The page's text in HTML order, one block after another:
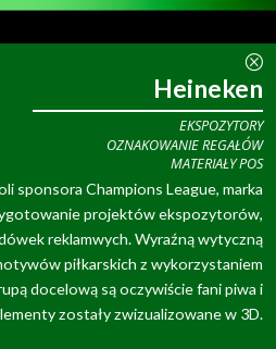
Q
Heineken
EKSPOZYTORY
OZNAKOWANIE REGAŁÓW
MATERIAŁY POS
sponsora Champions League, marka
projektów ekspozytorów,
reklamwych. Wyraźną wytyczną
piłkarskich z wykorzystaniem
docelową są oczywiście fani piwa i
zostały zwizualizowane w 3D.